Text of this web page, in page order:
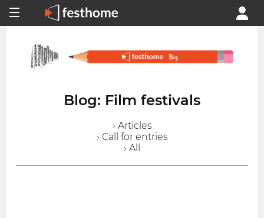
Blog: Film festivals
› Articles
› Call for entries
› All